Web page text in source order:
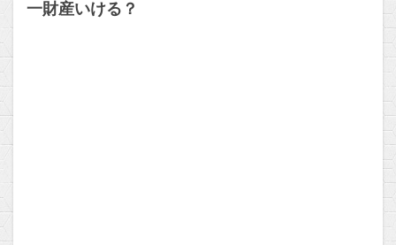
一財産いける？